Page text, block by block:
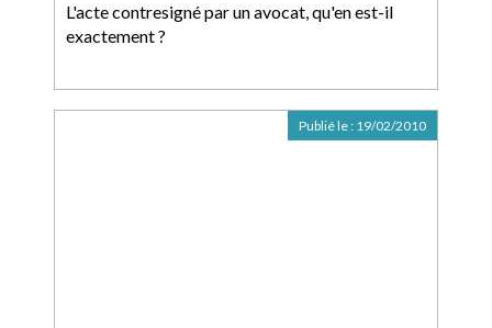
L'acte contresigné par un avocat, qu'en est-il
exactement ?
Publié le : 19/02/2010